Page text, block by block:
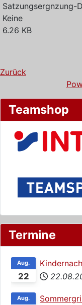
Satzungsergnzung-
Keine
6.26 KB
Zurück
Teamshop
Termine
22
Aug.
Aug.